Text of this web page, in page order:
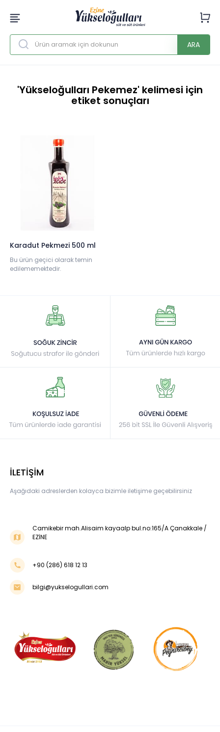
ARA
'Yükseloğulları Pekemez' kelimesi için
etiket sonuçları
Karadut Pekmezi 500 ml
Bu ürün geçici olarak temin
edilememektedir.
İLETİŞİM
Aşağıdaki adreslerden kolayca bizimle iletişime geçebilirsiniz
Camikebir mah.Alisaim kayaalp bul.no:165/A Çanakkale /
EZİNE
+90 (286) 618 12 13
bilgi@yukselogullari.com